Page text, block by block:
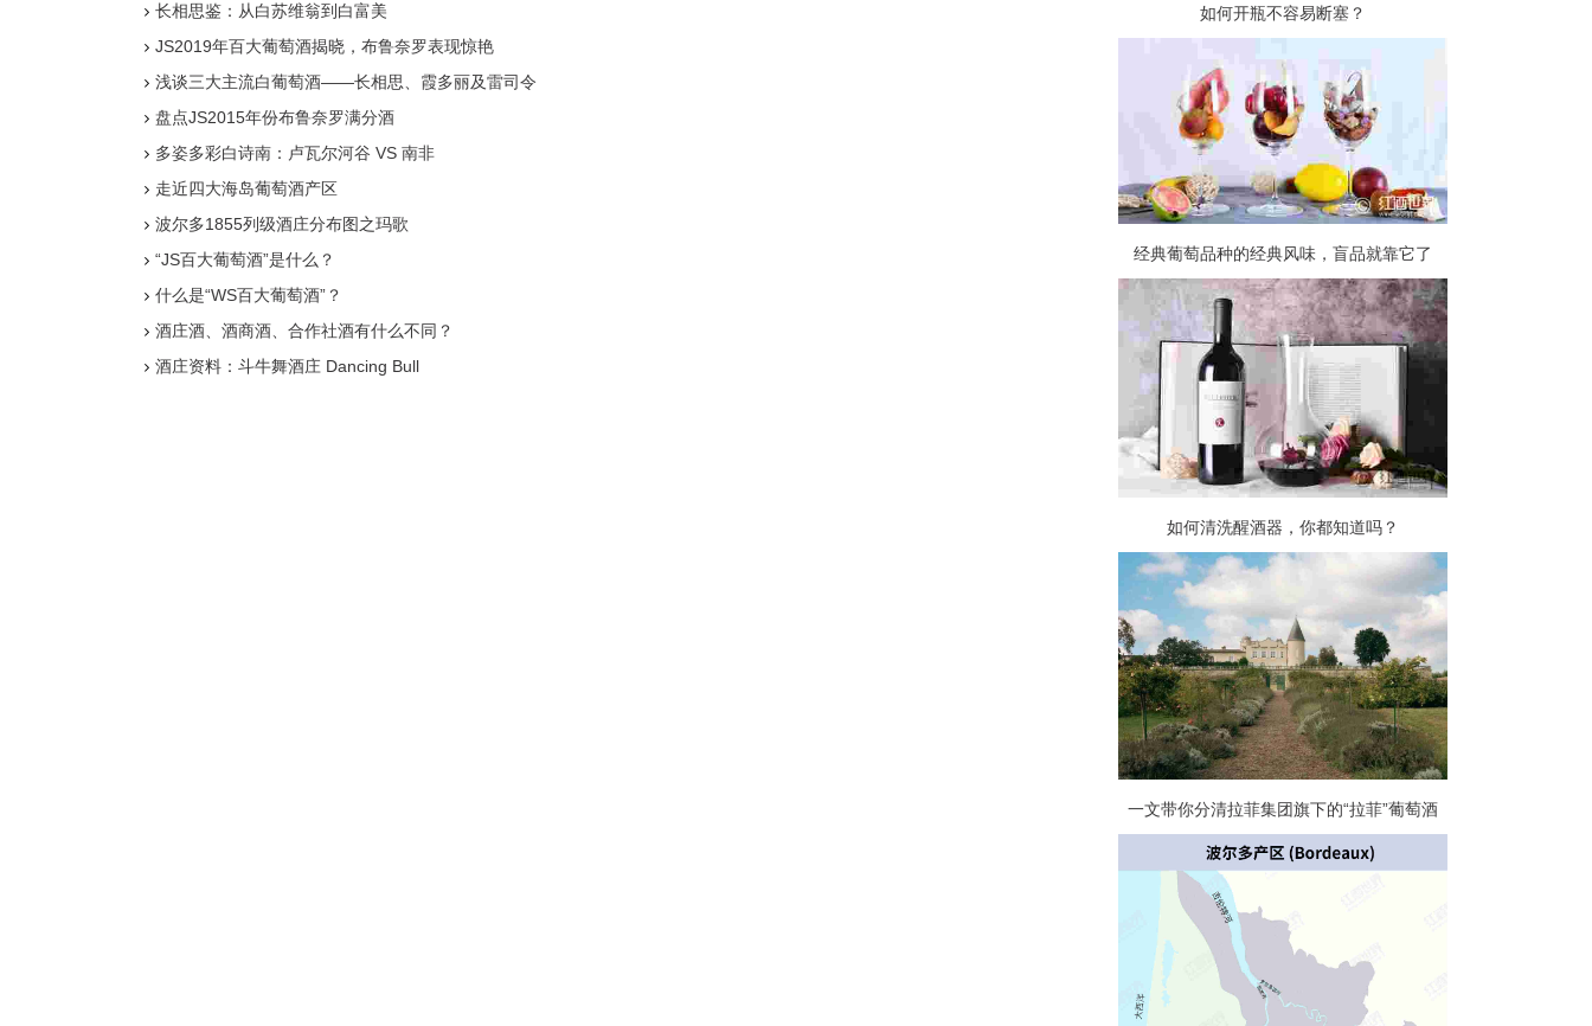
长相思鉴：从白苏维翁到白富美
JS2019年百大葡萄酒揭晓，布鲁奈罗表现惊艳
浅谈三大主流白葡萄酒——长相思、霞多丽及雷司令
盘点JS2015年份布鲁奈罗满分酒
多姿多彩白诗南：卢瓦尔河谷 VS 南非
走近四大海岛葡萄酒产区
波尔多1855列级酒庄分布图之玛歌
“JS百大葡萄酒”是什么？
什么是“WS百大葡萄酒”？
酒庄酒、酒商酒、合作社酒有什么不同？
酒庄资料：斗牛舞酒庄 Dancing Bull
如何开瓶不容易断塞？
经典葡萄品种的经典风味，盲品就靠它了
如何清洗醒酒器，你都知道吗？
一文带你分清拉菲集团旗下的“拉菲”葡萄酒